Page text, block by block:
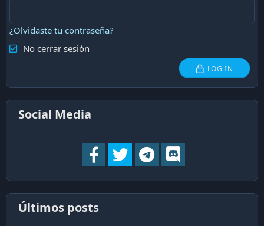
¿Olvidaste tu contraseña?
No cerrar sesión
LOG IN
Social Media
Últimos posts